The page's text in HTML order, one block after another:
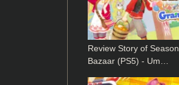
Review Story of
Bazaar (PS5) - Um…